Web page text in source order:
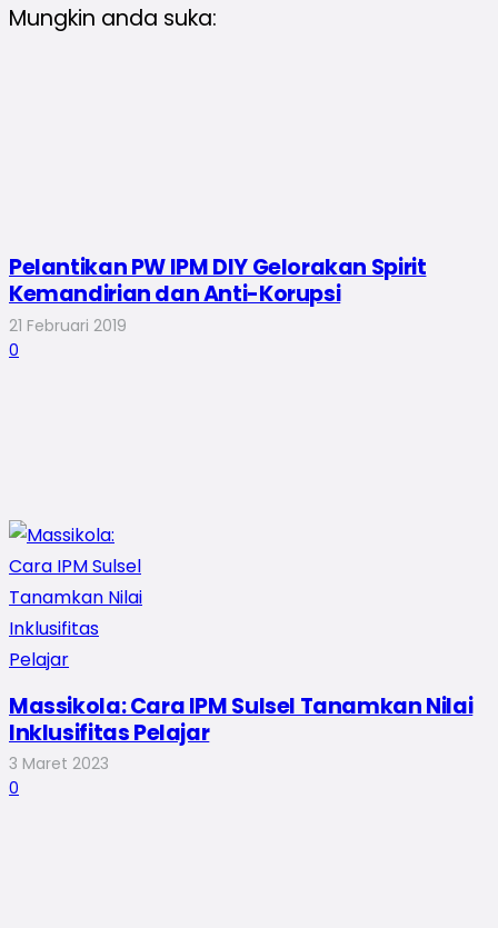
Mungkin anda suka:
Pelantikan PW IPM DIY Gelorakan Spirit
Kemandirian dan Anti-Korupsi
21 Februari 2019
0
Massikola: Cara IPM Sulsel Tanamkan Nilai
Inklusifitas Pelajar
3 Maret 2023
0